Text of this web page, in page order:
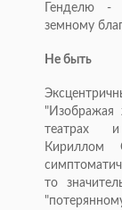
Генделю -
земному
Не быть
"Изображая
театрах и
Кириллом
то